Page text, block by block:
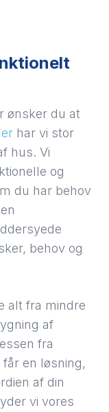
ønsker du at
har vi stor
hus. Vi
og
du har behov
behov og
alt fra mindre
af
fra
en løsning,
af din
vi vores